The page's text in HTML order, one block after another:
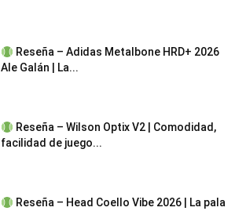
Reseña – Adidas Metalbone HRD+ 2026
Ale Galán | La...
Reseña – Wilson Optix V2 | Comodidad,
facilidad de juego...
Reseña – Head Coello Vibe 2026 | La pala